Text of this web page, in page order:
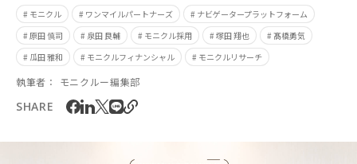
# モニクル # ワンマイルパートナーズ
# ナビゲータープラットフォーム
# 原田 慎司
# 泉田 良輔 # モニクル採用 # 塚田 翔也
# 髙橋勇気
# 瓜田 雅和
# モニクルフィナンシャル # モニクルリサーチ
執筆者： モニクルー編集部
SHARE